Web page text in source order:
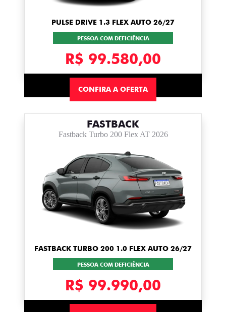
PULSE DRIVE 1.3 FLEX AUTO 26/27
PESSOA COM DEFICIÊNCIA
R$ 99.580,00
CONFIRA A OFERTA
FASTBACK
Fastback Turbo 200 Flex AT 2026
FASTBACK TURBO 200 1.0 FLEX AUTO 26/27
PESSOA COM DEFICIÊNCIA
R$ 99.990,00